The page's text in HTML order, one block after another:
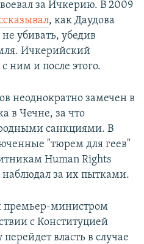
за Ичкерию. В 2009
, как Даудова
убивать, убедив
Ичкерийский
ним и после этого.
неоднократно замечен в
в Чечне, за что
санкциями. В
"тюрем для геев"
Human Rights
наблюдал за их пытками.
премьер-министром
с Конституцией
власть в случае